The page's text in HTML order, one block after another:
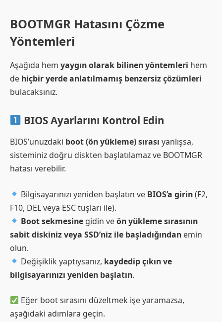
BOOTMGR Hatasını Çözme
Yöntemleri
Aşağıda hem yaygın olarak bilinen yöntemleri hem
de hiçbir yerde anlatılmamış benzersiz çözümleri
bulacaksınız.
BIOS Ayarlarını Kontrol Edin
BIOS’unuzdaki boot (ön yükleme) sırası yanlışsa,
sisteminiz doğru diskten başlatılamaz ve BOOTMGR
hatası verebilir.
Bilgisayarınızı yeniden başlatın ve BIOS’a girin(F2,
F10, DEL veya ESC tuşları ile).
Boot sekmesine gidin veön yükleme sırasının
sabit diskiniz veya SSD’niz ile başladığından emin
olun.
Değişiklik yaptıysanız, kaydedip çıkın ve
bilgisayarınızı yeniden başlatın.
Eğer boot sırasını düzeltmek işe yaramazsa,
aşağıdaki adımlara geçin.